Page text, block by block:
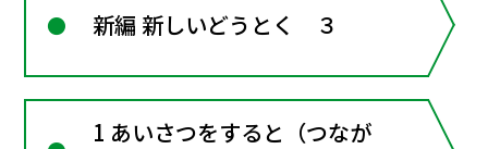
新編 新しいどうとく ３
1 あいさつをすると（つなが